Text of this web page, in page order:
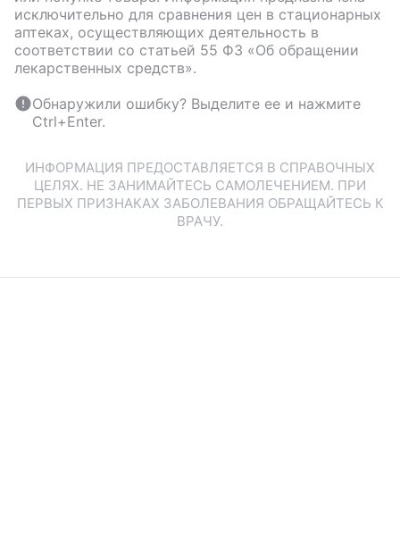
исключительно для сравнения цен в стационарных
аптеках, осуществляющих деятельность в
соответствии со статьей 55 ФЗ «Об обращении
лекарственных средств».
Обнаружили ошибку? Выделите ее и нажмите
Ctrl+Enter.
ИНФОРМАЦИЯ ПРЕДОСТАВЛЯЕТСЯ В СПРАВОЧНЫХ
ЦЕЛЯХ. НЕ ЗАНИМАЙТЕСЬ САМОЛЕЧЕНИЕМ. ПРИ
ПЕРВЫХ ПРИЗНАКАХ ЗАБОЛЕВАНИЯ ОБРАЩАЙТЕСЬ К
ВРАЧУ.